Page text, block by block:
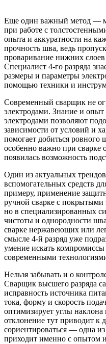
Еще один важный метод —
при работе с
опыта и аккуратности на
прочность шва, ведь
проваривание нижних
Специалист 4-го разряда
размеры и параметры
помощью техники и
Современный сварщик не
электродами. Знание и
электродами позволяют
зависимости от условий и
помогает добиться
особенно важно при сварке
появилась возможность
Один из актуальных
вспомогательных средств
примеру, применение
ручной сварке с покрытыми
но в специализированных
чистоты и однородности
сварке нержавеющих или
смысле 4-й разряд уже
умение искать
современными
Нельзя забывать и о
Сварщик высшего разряда
исправность источника
тока, форму и скорость
оптимизирует углы
отклонение тут приводит к
сориентироваться — одна
приходит именно с опытом